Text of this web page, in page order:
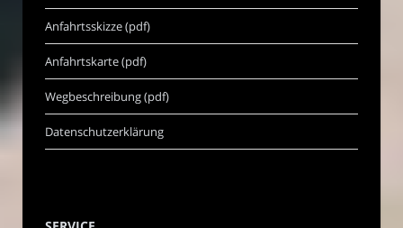
Anfahrtsskizze (pdf)
Anfahrtskarte (pdf)
Wegbeschreibung (pdf)
Datenschutzerklärung